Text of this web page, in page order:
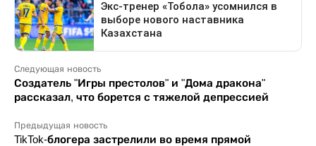
Следующая новость
Создатель "Игры престолов" и "Дома дракона"
рассказал, что борется с тяжелой депрессией
Предыдущая новость
TikTok-блогера застрелили во время прямой